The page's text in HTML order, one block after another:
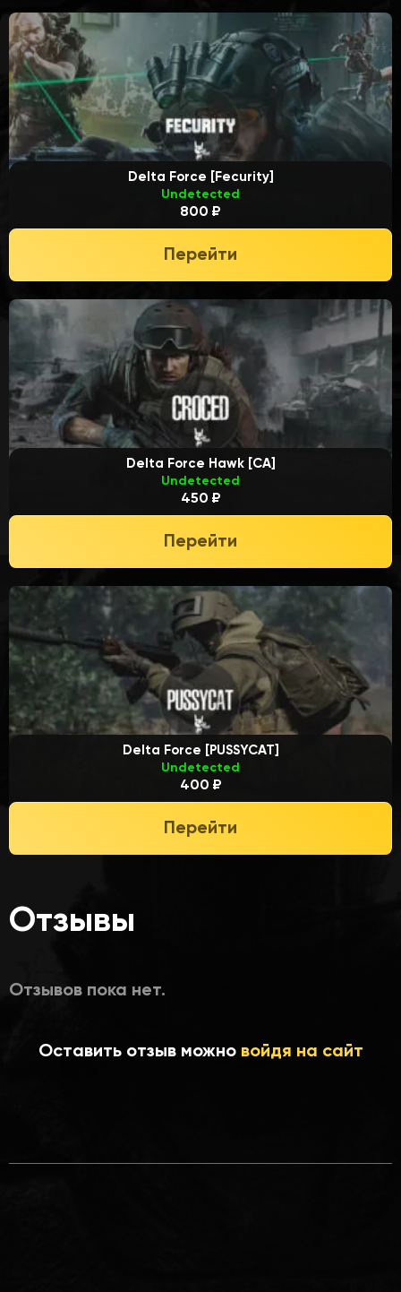
Delta Force [Fecurity]
Undetected
800 ₽
Перейти
Delta Force Hawk [CA]
Undetected
450 ₽
Перейти
Delta Force [PUSSYCAT]
Undetected
400 ₽
Перейти
Отзывы
Отзывов пока нет.
Оставить отзыв можно войдя на сайт